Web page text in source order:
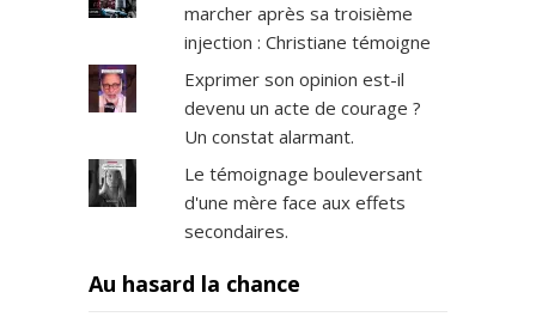
marcher après sa troisième
injection : Christiane témoigne
Exprimer son opinion est-il
devenu un acte de courage ?
Un constat alarmant.
Le témoignage bouleversant
d'une mère face aux effets
secondaires.
Au hasard la chance